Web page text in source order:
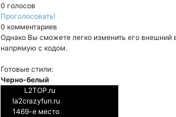
0 голосов
Проголосовать!
0 комментариев
Однако Вы сможете легко изменить его
напрямую с кодом.
Готовые стили:
Черно-белый
L2TOP.ru
la2crazyfun.ru
1469-е место